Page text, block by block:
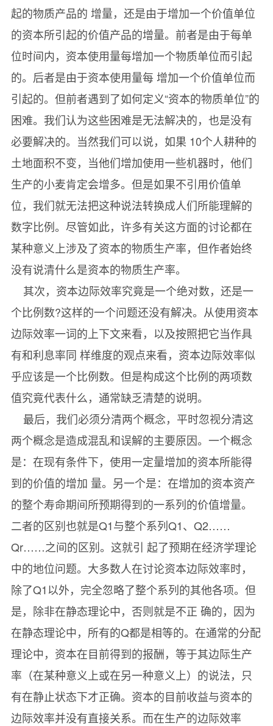
起的物质产品的 增量，还是由于增加一个价值单位
的资本所引起的价值产品的增量。前者是由于每单
位时间内，资本使用量每增加一个物质单位而引起
的。后者是由于资本使用量每 增加一个价值单位而
引起的。但前者遇到了如何定义“资本的物质单位”的
困难。我们认为这些困难是无法解决的，也是没有
必要解决的。当然我们可以说，如果 10个人耕种的
土地面积不变，当他们增加使用一些机器时，他们
生产的小麦肯定会增多。但是如果不引用价值单
位，我们就无法把这种说法转换成人们所能理解的
数字比例。尽管如此，许多有关这方面的讨论都在
某种意义上涉及了资本的物质生产率，但作者始终
没有说清什么是资本的物质生产率。
其次，资本边际效率究竟是一个绝对数，还是一
个比例数?这样的一个问题还没有解决。从使用资本
边际效率一词的上下文来看，以及按照把它当作具
有和利息率同 样维度的观点来看，资本边际效率似
乎应该是一个比例数。但是构成这个比例的两项数
值究竟代表什么，通常缺乏清楚的说明。
最后，我们必须分清两个概念，平时忽视分清这
两个概念是造成混乱和误解的主要原因。一个概念
是：在现有条件下，使用一定量增加的资本所能得
到的价值的增加 量。另一个是：在增加的资本资产
的整个寿命期间所预期得到的一系列的价值增量。
二者的区别也就是Q1与整个系列Q1、Q2……
Qr……之间的区别。这就引 起了预期在经济学理论
中的地位问题。大多数人在讨论资本边际效率时，
除了Q1以外，完全忽略了整个系列的其他各项。但
是，除非在静态理论中，否则就是不正 确的，因为
在静态理论中，所有的Q都是相等的。在通常的分配
理论中，资本在目前得到的报酬，等于其边际生产
率（在某种意义上或在另一种意义上）的说法，只
有在静止状态下才正确。资本的目前收益与资本的
边际效率并没有直接关系。而在生产的边际效率